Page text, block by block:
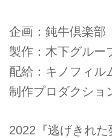
企画：鈍牛倶楽部
製作：木下グル
配給：キノフィ
制作プロダクショ
2022『逃げきれ